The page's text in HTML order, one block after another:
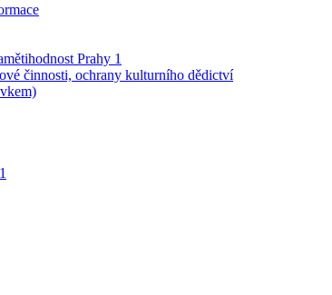
Prahy 1
činnosti, ochrany kulturního dědictví